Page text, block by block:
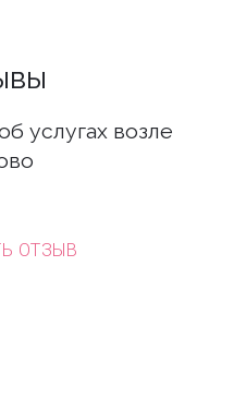
услугах возле
ОТЗЫВ